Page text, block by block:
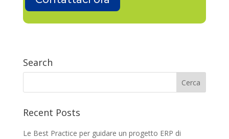
Search
Recent Posts
Le Best Practice per guidare un progetto ERP di